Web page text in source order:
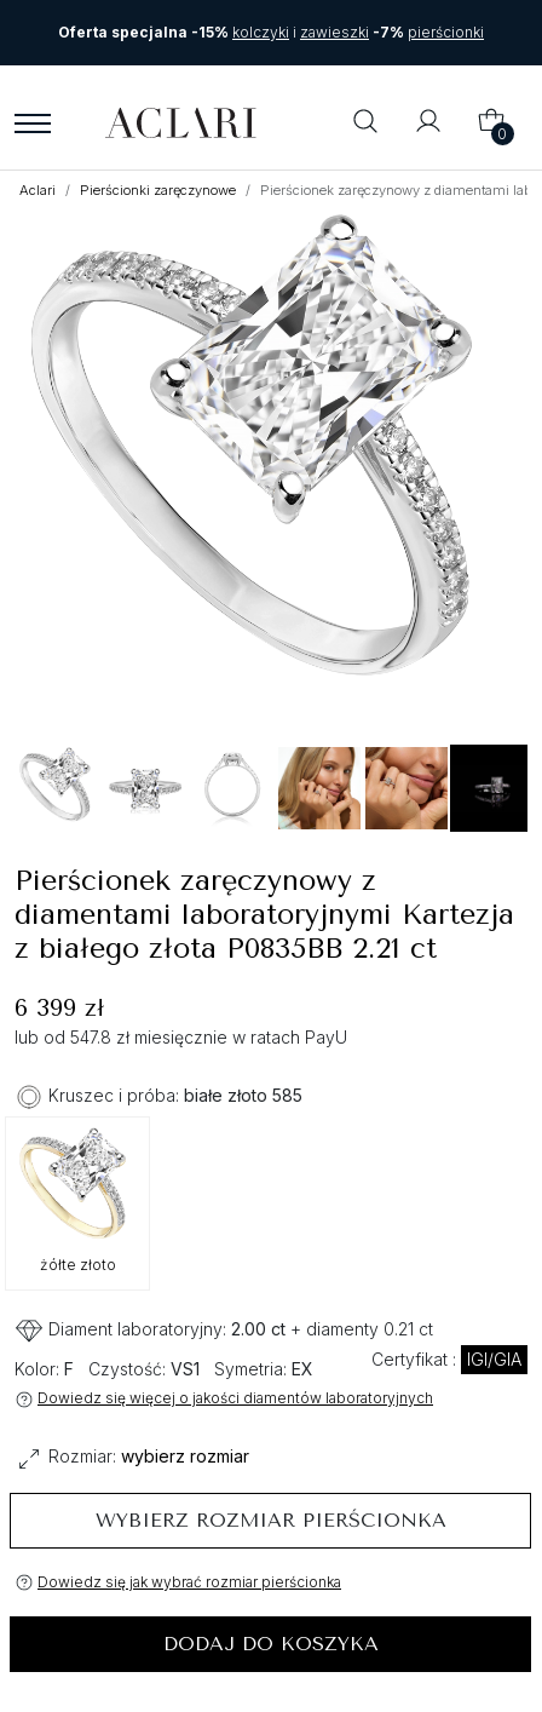
Oferta specjalna -15% kolczyki i zawieszki -7% pierścionki
0
Aclari Pierścionki zaręczynowe Pierścionek zaręczynowy z diamentami
Pierścionek zaręczynowy z
diamentami laboratoryjnymi Kartezja
z białego złota P0835BB 2.21 ct
6 399 zł
lub od 547.8 zł miesięcznie w ratach PayU
Kruszec i próba: białe złoto 585
żółte złoto
Diament laboratoryjny: 2.00 ct + diamenty 0.21 ct
Certyfikat :
IGI/GIA
Kolor: F Czystość: VS1 Symetria: EX
Dowiedz się więcej o jakości diamentów laboratoryjnych
Rozmiar: wybierz rozmiar
WYBIERZ ROZMIAR PIERŚCIONKA
Dowiedz się jak wybrać rozmiar pierścionka
DODAJ DO KOSZYKA